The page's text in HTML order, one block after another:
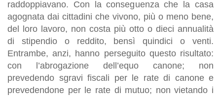
raddoppiavano. Con la conseguenza che la casa
agognata dai cittadini che vivono, più o meno bene,
del loro lavoro, non costa più otto o dieci annualità
di stipendio o reddito, bensì quindici o venti.
Entrambe, anzi, hanno perseguito questo risultato:
con l’abrogazione dell’equo canone; non
prevedendo sgravi fiscali per le rate di canone e
prevedendone per le rate di mutuo; non vietando i